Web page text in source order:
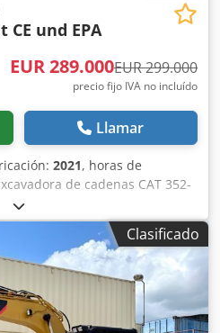
CE und EPA
EUR 289.000EUR 299.000
precio fijo IVA no incluído
Llamar
2021, horas de
de cadenas CAT 352-
horas de funcionamiento y
Cjdpfx Akeyy Hvxjcjrf Peso
Clasificado